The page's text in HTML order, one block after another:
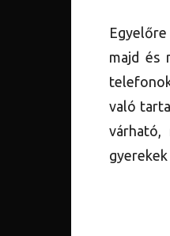
majd és
való
várható,